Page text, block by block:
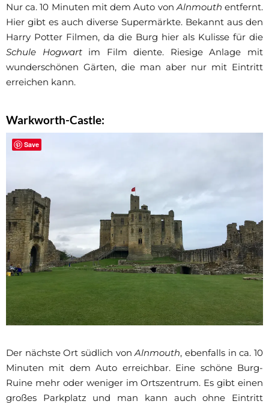
Nur ca. 10 Minuten mit dem Auto vonAlnmouth entfernt.
Hier gibt es auch diverse Supermärkte. Bekannt aus den
Harry Potter Filmen, da die Burg hier als Kulisse für die
Schule Hogwartim Film diente. Riesige Anlage mit
wunderschönen Gärten, die man aber nur mit Eintritt
erreichen kann.
Warkworth-Castle:
Der nächste Ort südlich vonAlnmouth, ebenfalls in ca. 10
Minuten mit dem Auto erreichbar. Eine schöne Burg-
Ruine mehr oder weniger im Ortszentrum. Es gibt einen
großes Parkplatz und man kann auch ohne Eintritt
Save